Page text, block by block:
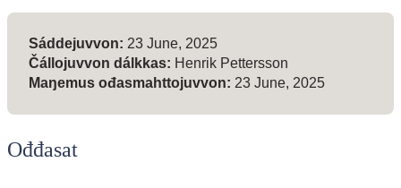
Sivvan dieđut
Sáddejuvvon: 23 June, 2025
Čállojuvvon dálkkas: Henrik Pettersson
Maŋemus ođasmahttojuvvon: 23 June, 2025
Ođđasat